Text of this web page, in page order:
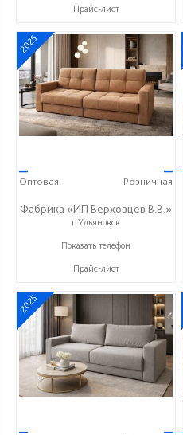
Прайс-лист
2025
—
Оптовая
—
Розничная
Фабрика «ИП Верховцев В.В.»
г.Ульяновск
8-987-637-27-82
Показать телефон
Прайс-лист
2025
— —